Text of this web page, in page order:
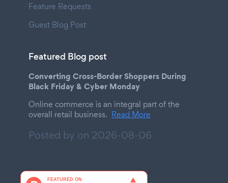
Feature Requests
Guest Blog Post
Featured Blog post
Converting Cross-Border Shoppers During
Black Friday & Cyber Monday
Online commerce is an integral part of the
overall retail business. Read More
Posted by on 2026-08-06